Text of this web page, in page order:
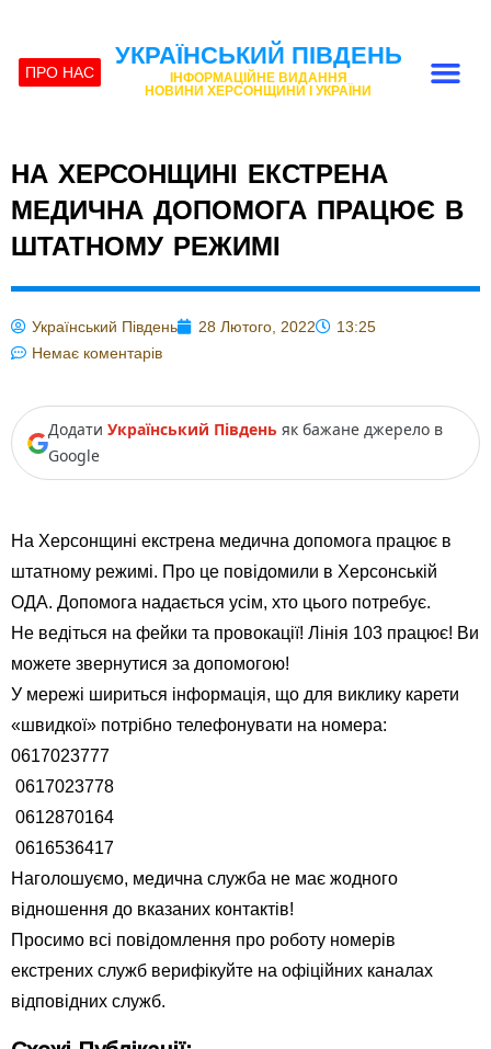
ПРО НАС
УКРАЇНСЬКИЙ ПІВДЕНЬ
ІНФОРМАЦІЙНЕ ВИДАННЯ
НОВИНИ ХЕРСОНЩИНИ І УКРАЇНИ
НА ХЕРСОНЩИНІ ЕКСТРЕНА
МЕДИЧНА ДОПОМОГА ПРАЦЮЄ В
ШТАТНОМУ РЕЖИМІ
Український Південь 28 Лютого, 2022
13:25
Немає коментарів
Додати Український Південь як бажане джерело в
Google
На Херсонщині екстрена медична допомога працює в
штатному режимі. Про це повідомили в Херсонській
ОДА. Допомога надається усім, хто цього потребує.
Не ведіться на фейки та провокації! Лінія 103 працює! Ви
можете звернутися за допомогою!
У мережі шириться інформація, що для виклику карети
«швидкої» потрібно телефонувати на номера:
0617023777
0617023778
0612870164
0616536417
Наголошуємо, медична служба не має жодного
відношення до вказаних контактів!
Просимо всі повідомлення про роботу номерів
екстрених служб верифікуйте на офіційних каналах
відповідних служб.